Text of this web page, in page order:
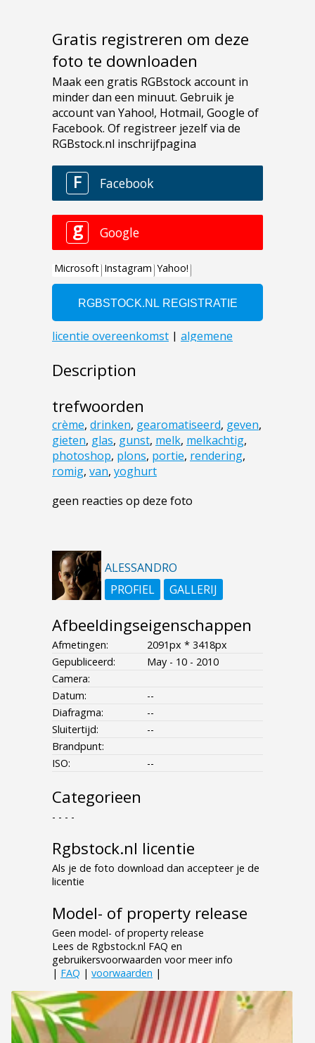
Gratis registreren om deze
foto te downloaden
Description
trefwoorden
crème, drinken, gearomatiseerd, geven,
gieten, glas, gunst, melk, melkachtig,
photoshop, plons, portie, rendering,
romig, van, yoghurt
geen reacties op deze foto
ALESSANDRO
PROFIEL
GALLERIJ
Afbeeldingseigenschappen
Afmetingen:
2091px * 3418px
Gepubliceerd:
May - 10 - 2010
Camera:
Datum:
--
Diafragma:
--
Sluitertijd:
--
Brandpunt:
ISO:
--
Categorieen
- - - -
Rgbstock.nl licentie
Als je de foto download dan accepteer je de
licentie
Model- of property release
Geen model- of property release
Lees de Rgbstock.nl FAQ en
gebruikersvoorwaarden voor meer info
| FAQ | voorwaarden |